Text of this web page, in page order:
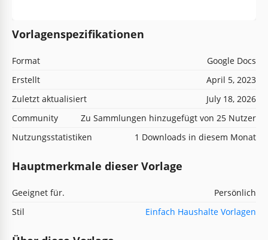
Vorlagenspezifikationen
Format
Google Docs
Erstellt
April 5, 2023
Zuletzt aktualisiert
July 18, 2026
Community
Zu Sammlungen hinzugefügt von 25 Nutzer
Nutzungsstatistiken
1 Downloads in diesem Monat
Hauptmerkmale dieser Vorlage
Geeignet für.
Persönlich
Stil
Einfach Haushalte Vorlagen